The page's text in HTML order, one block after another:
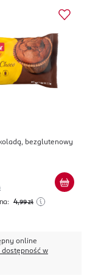
bezglutenowy
4,99 zł
online
dostępność w